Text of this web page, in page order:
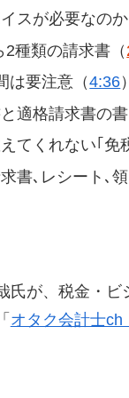
スが必要なの
種類の請求書（
は要注意（4:36
適格請求書の
てくれない｢
書､レシート､
氏が、税金・
オタク会計士ch